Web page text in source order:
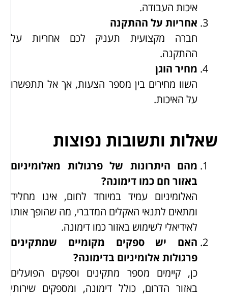
איכות העבודה.
אחריות על ההתקנה
חברה מקצועית תעניק לכם אחריות על
ההתקנה.
מחיר הוגן
השוו מחירים בין מספר הצעות, אך אל תתפשרו
על האיכות.
שאלות ותשובות נפוצות
מהם היתרונות של פרגולות מאלומיניום
באזור חם כמו דימונה?
האלומיניום עמיד במיוחד לחום, אינו מחליד
ומתאים לתנאי האקלים המדברי, מה שהופך אותו
לאידיאלי לשימוש באזור כמו דימונה.
האם יש ספקים מקומיים שמתקינים
פרגולות אלומיניום בדימונה?
כן, קיימים מספר מתקינים וספקים הפועלים
באזור הדרום, כולל דימונה, ומספקים שירותי